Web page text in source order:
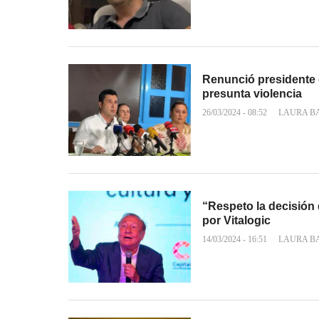
Renunció
presunta violencia
26/03/2024 - 08:52 LAURA
“Respeto la
por Vitalogic
14/03/2024 - 16:51 LAURA